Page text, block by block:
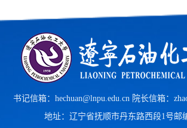
书记信箱：hechuan@lnpu.edu.cn 院长信箱：
地址：辽宁省抚顺市丹东路西段1号 邮